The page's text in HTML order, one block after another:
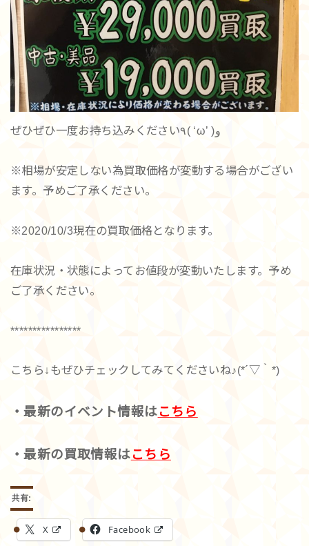
ぜひぜひ一度お持ち込みください٩( ‘ω’ )و
※相場が安定しない為買取価格が変動する場合がござい
ます。予めご了承ください。
※2020/10/3現在の買取価格となります。
在庫状況・状態によってお値段が変動いたします。予め
ご了承ください。
****************
こちら↓もぜひチェックしてみてくださいね♪(*´▽｀*)
・最新のイベント情報はこちら
・最新の買取情報はこちら
共有:
X Facebook